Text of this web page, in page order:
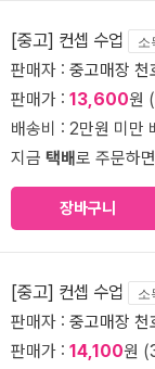
[중고] 컨셉 수업 소
판매자 : 중고매장 천
판매가 : 13,600원
배송비 : 2만원 미만
지금 택배로 주문하면
장바구니
[중고] 컨셉 수업 소
판매자 : 중고매장 천
판매가 : 14,100원